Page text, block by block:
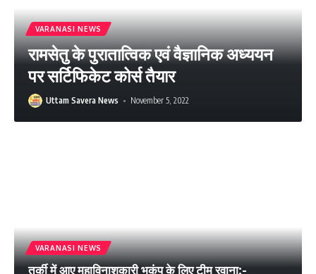
VARANASI NEWS
रामसेतु के पुरातात्विक एवं वैज्ञानिक अध्ययन
पर सर्टिफिकेट कोर्स तैयार
Uttam Savera News November 5, 2022
VARANASI NEWS
तुर्की में आए महाविनाशकारी भूकंप के लिए टीम रवाना:-